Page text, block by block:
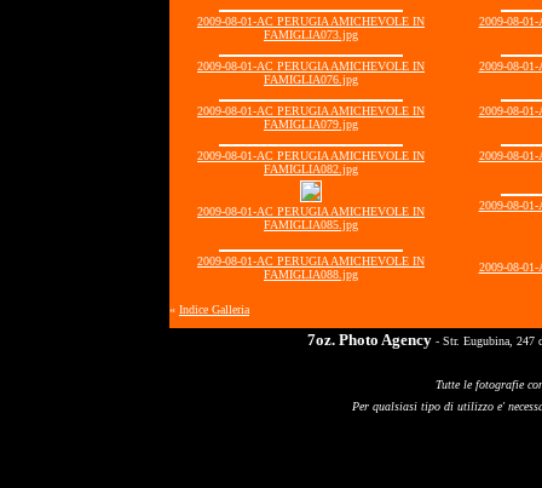
2009-08-01-AC PERUGIA AMICHEVOLE IN
FAMIGLIA073.jpg
2009-08-
2009-08-01-AC PERUGIA AMICHEVOLE IN
FAMIGLIA076.jpg
2009-08-
2009-08-01-AC PERUGIA AMICHEVOLE IN
FAMIGLIA079.jpg
2009-08-
2009-08-01-AC PERUGIA AMICHEVOLE IN
FAMIGLIA082.jpg
2009-08-
2009-08-01-AC PERUGIA AMICHEVOLE IN
FAMIGLIA085.jpg
2009-08-
2009-08-01-AC PERUGIA AMICHEVOLE IN
FAMIGLIA088.jpg
2009-08-
« Indice Galleria
7oz. Photo Agency - Str. Eugubina, 247
Tutte le fotografie
Per qualsiasi tipo di utilizzo e'